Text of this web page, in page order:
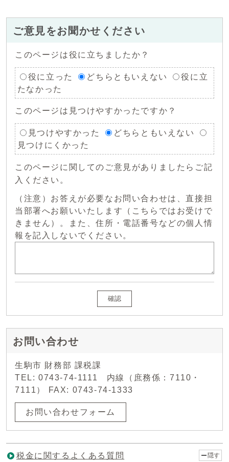
ご意見をお聞かせください
このページは役に立ちましたか？
役に立った どちらともいえない
役に立
たなかった
このページは見つけやすかったですか？
見つけやすかった
どちらともいえない
見つけにくかった
このページに関してのご意見がありましたらご記
入ください。
（注意）お答えが必要なお問い合わせは、直接担
当部署へお願いいたします（こちらではお受けで
きません）。また、住所・電話番号などの個人情
報を記入しないでください。
確認
お問い合わせ
生駒市 財務部 課税課
TEL: 0743-74-1111 内線（庶務係：7110・
7111） FAX: 0743-74-1333
お問い合わせフォーム
税金に関するよくある質問 隠す